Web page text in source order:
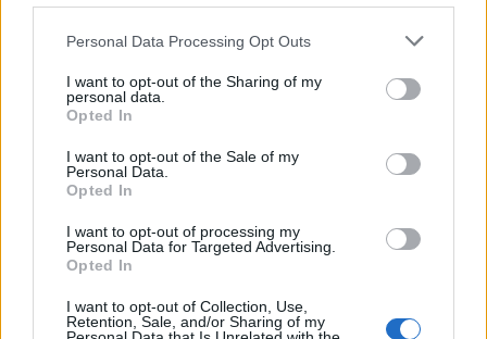
Please note that this website/app uses one or more Google
not limited to your visit or usage behaviour. You may click to
grant or deny consent to Google and its third-party tags to
use your data for below specified purposes in below Google
consent section.
Personal Data Processing Opt Outs
I want to opt-out of the Sharing of my
personal data.
Opted In
I want to opt-out of the Sale of my
Personal Data.
Opted In
I want to opt-out of processing my
Personal Data for Targeted Advertising.
Opted In
I want to opt-out of Collection, Use,
Retention, Sale, and/or Sharing of my
Δήλωσε ενδιαφέρονεδώ
ΑΣΕΠ: Πιστοποίηση Αγγλικών σε
μόνο 2 ημέρες στα χέρια σας
Πιστοποίηση Υπολογιστών σε 2